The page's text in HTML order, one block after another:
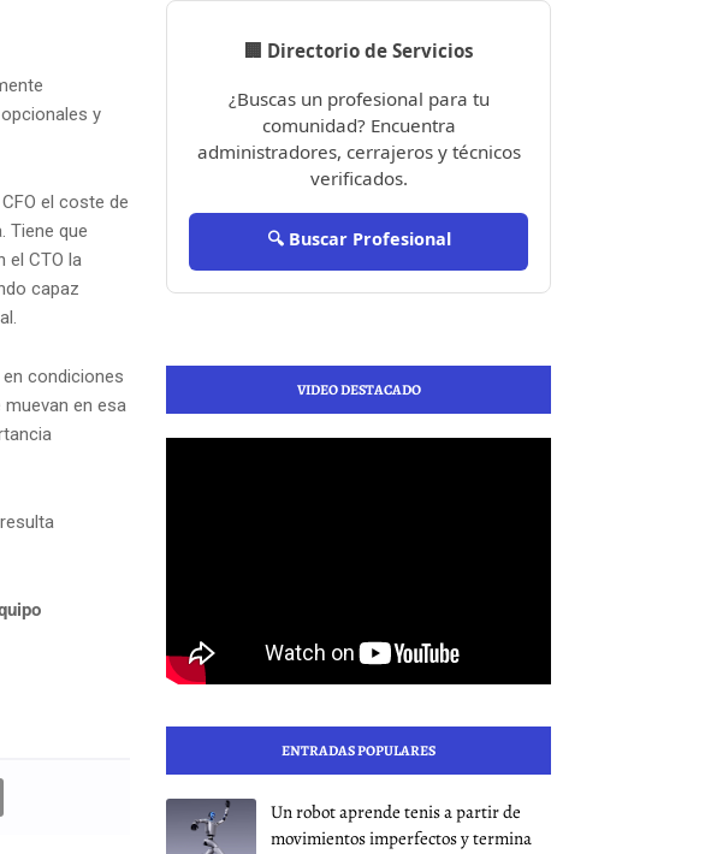
y
el coste de
Tiene que
el CTO la
capaz
condiciones
muevan en esa
🏢 Directorio de Servicios
¿Buscas un profesional para tu
comunidad? Encuentra
administradores, cerrajeros y técnicos
verificados.
🔍 Buscar Profesional
VIDEO DESTACADO
ENTRADAS POPULARES
Un robot aprende tenis a partir de
movimientos imperfectos y termina